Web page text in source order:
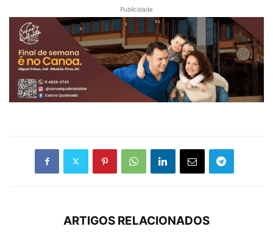
Publicidade
ARTIGOS RELACIONADOS